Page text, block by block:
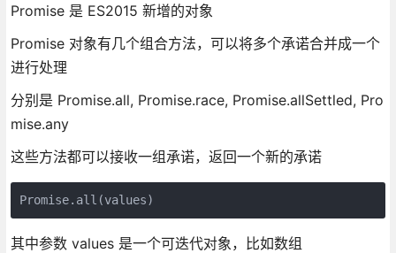
Promise 是 ES2015 新增的对象
Promise 对象有几个组合方法，可以将多个承诺合并成一个
进行处理
分别是 Promise.all, Promise.race, Promise.allSettled, Pro
mise.any
这些方法都可以接收一组承诺，返回一个新的承诺
其中参数 values 是一个可迭代对象，比如数组